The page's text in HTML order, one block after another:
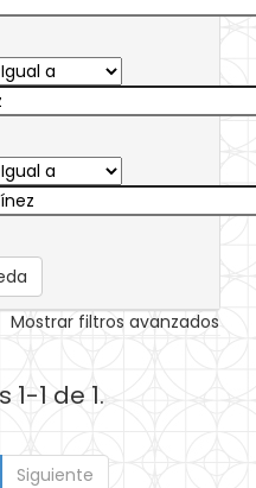
Mostrar filtros avanzados
1 de 1.
Siguiente